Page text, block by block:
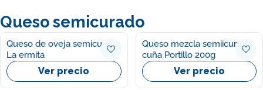
Queso semicurado
Queso de oveja semicurado
La ermita
Ver precio
Queso mezcla semiicurado
cuña Portillo 200g
Ver precio